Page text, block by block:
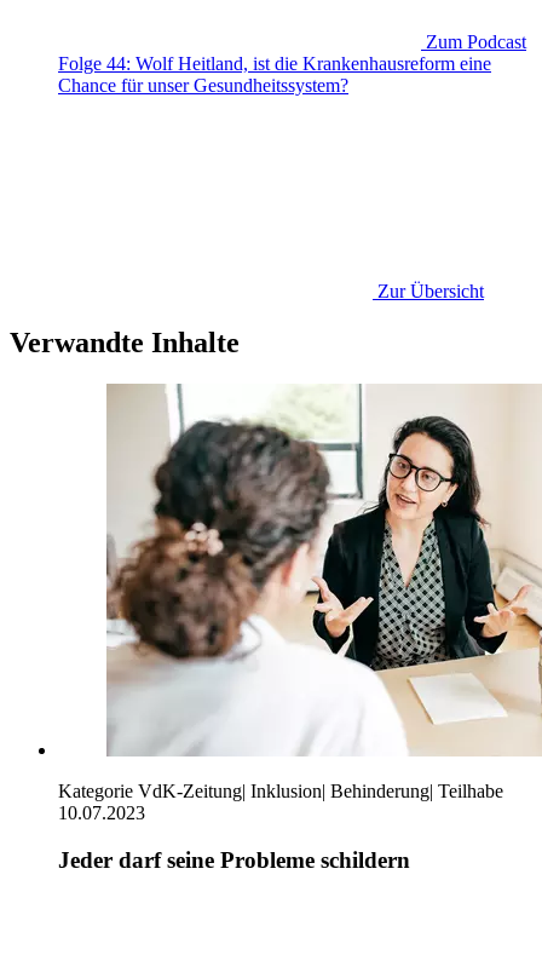
Zum Podcast
Folge 44: Wolf Heitland, ist die Krankenhausreform eine
Chance für unser Gesundheitssystem?
Zur Übersicht
Verwandte Inhalte
Kategorie VdK-Zeitung| Inklusion| Behinderung| Teilhabe
10.07.2023
Jeder darf seine Probleme schildern